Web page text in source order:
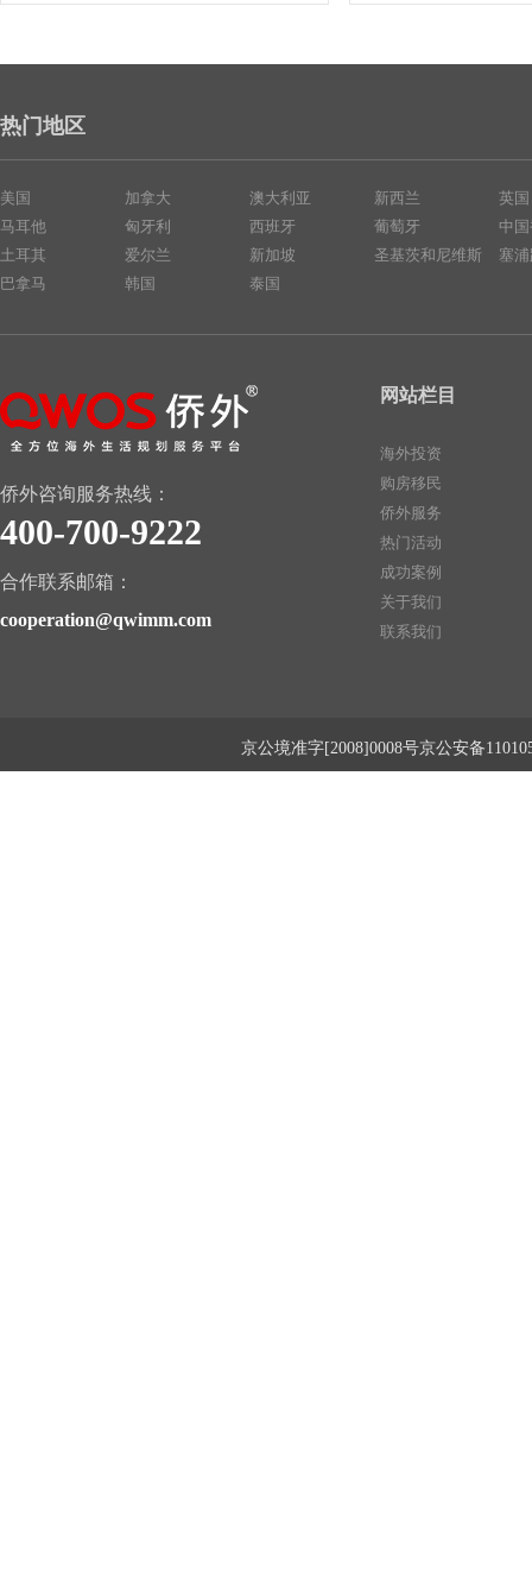
热门地区
美国
马耳他
土耳其
巴拿马
加拿大
匈牙利
爱尔兰
韩国
澳大利亚
西班牙
新加坡
泰国
新西兰
葡萄牙
圣基茨和尼维斯
英国
中
塞
侨外咨询服务热线：
400-700-9222
合作联系邮箱：
cooperation@qwimm.com
网站栏目
海外投资
购房移民
侨外服务
热门活动
成功案例
关于我们
联系我们
京公境准字[2008]0008号京公安备